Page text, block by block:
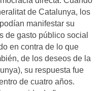
de Catalunya, los
manifestar su
de gasto público social
en contra de lo que
de los deseos de la
su respuesta fue
de cuatro años.